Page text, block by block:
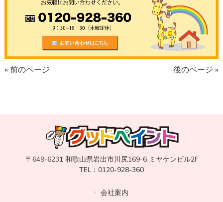
« 前のページ 後のページ »
〒649-6231 和歌山県岩出市川尻169-6 ミヤケンビル2F
TEL：0120-928-360
会社案内